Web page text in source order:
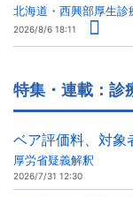
北海道・西興部厚生診
2026/8/6 18:11
特集・連載：診
ベア評価料、対象
厚労省疑義解釈
2026/7/31 12:30